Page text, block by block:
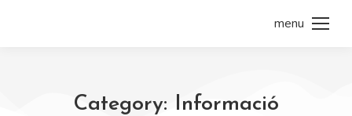
menu
Category: Informació